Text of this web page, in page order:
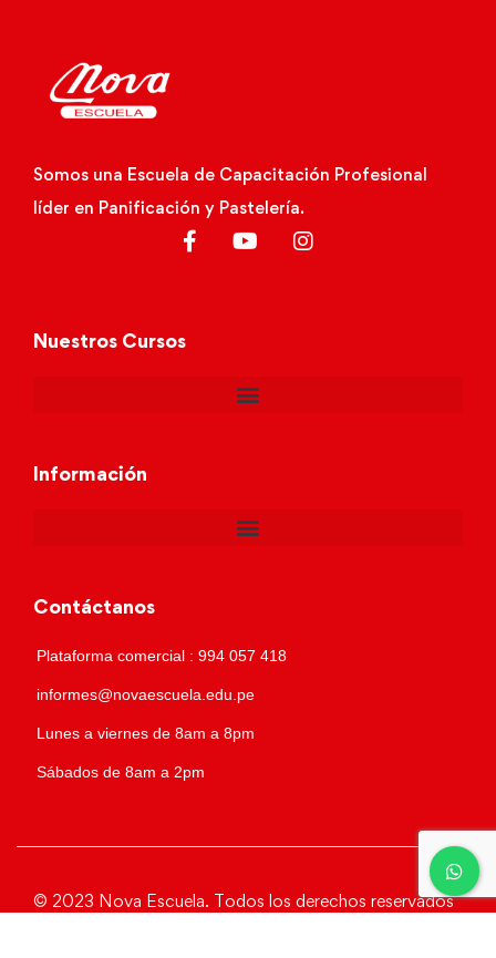
Somos una Escuela de Capacitación Profesional
líder en Panificación y Pastelería.
Nuestros Cursos
Información
Contáctanos
Plataforma comercial : 994 057 418
informes@novaescuela.edu.pe
Lunes a viernes de 8am a 8pm
Sábados de 8am a 2pm
© 2023 Nova Escuela. Todos los derechos reservados